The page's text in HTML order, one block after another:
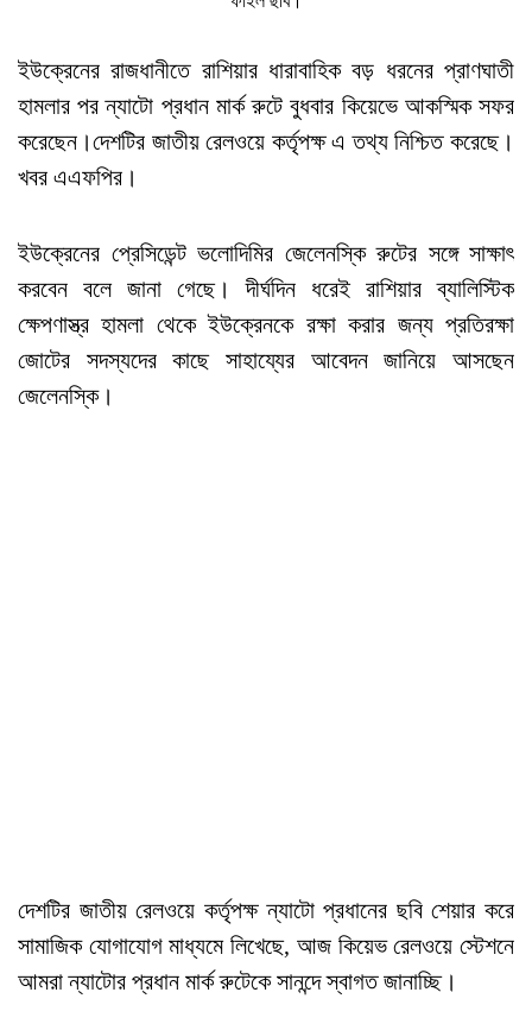
ইউক্রেনের রাজধানীতে রাশিয়ার ধারাবাহিক বড় ধরনের প্রাণঘাতী
হামলার পর ন্যাটো প্রধান মার্ক রুটে বুধবার কিয়েভে আকস্মিক সফর
করেছেন।দেশটির জাতীয় রেলওয়ে কর্তৃপক্ষ এ তথ্য নিশ্চিত করেছে।
খবর এএফপির।
ইউক্রেনের প্রেসিডেন্ট ভলোদিমির জেলেনস্কি রুটের সঙ্গে সাক্ষাৎ
করবেন বলে জানা গেছে। দীর্ঘদিন ধরেই রাশিয়ার ব্যালিস্টিক
ক্ষেপণাস্ত্র হামলা থেকে ইউক্রেনকে রক্ষা করার জন্য প্রতিরক্ষা
জোটের সদস্যদের কাছে সাহায্যের আবেদন জানিয়ে আসছেন
জেলেনস্কি।
দেশটির জাতীয় রেলওয়ে কর্তৃপক্ষ ন্যাটো প্রধানের ছবি শেয়ার করে
সামাজিক যোগাযোগ মাধ্যমে লিখেছে, আজ কিয়েভ রেলওয়ে স্টেশনে
আমরা ন্যাটোর প্রধান মার্ক রুটেকে সানন্দে স্বাগত জানাচ্ছি।